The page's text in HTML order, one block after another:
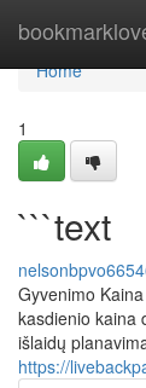
Home
Home
1
```text
Gyvenimo
kasdienio kaina
išlaidų
https://